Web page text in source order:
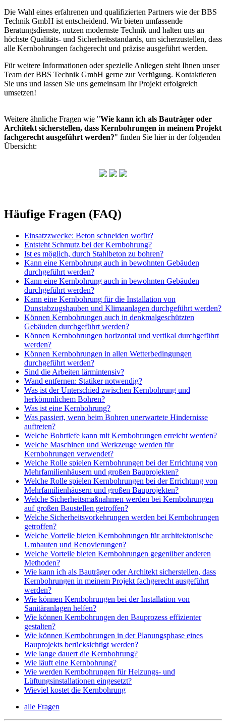
Die Wahl eines erfahrenen und qualifizierten Partners wie der BBS
Technik GmbH ist entscheidend. Wir bieten umfassende
Beratungsdienste, nutzen modernste Technik und halten uns an
höchste Qualitäts- und Sicherheitsstandards, um sicherzustellen, dass
alle Kernbohrungen fachgerecht und präzise ausgeführt werden.
Für weitere Informationen oder spezielle Anliegen steht Ihnen unser
Team der BBS Technik GmbH gerne zur Verfügung. Kontaktieren
Sie uns und lassen Sie uns gemeinsam Ihr Projekt erfolgreich
umsetzen!
Weitere ähnliche Fragen wie "Wie kann ich als Bauträger oder
Architekt sicherstellen, dass Kernbohrungen in meinem Projekt
fachgerecht ausgeführt werden?" finden Sie hier in der folgenden
Übersicht:
Häufige Fragen (FAQ)
Einsatzzwecke: Beton schneiden wofür?
Entsteht Schmutz bei der Kernbohrung?
Ist es möglich, durch Stahlbeton zu bohren?
Kann eine Kernbohrung auch in bewohnten Gebäuden
durchgeführt werden?
Kann eine Kernbohrung auch in bewohnten Gebäuden
durchgeführt werden?
Kann eine Kernbohrung für die Installation von
Dunstabzugshauben und Klimaanlagen durchgeführt werden?
Können Kernbohrungen auch in denkmalgeschützten
Gebäuden durchgeführt werden?
Können Kernbohrungen horizontal und vertikal durchgeführt
werden?
Können Kernbohrungen in allen Wetterbedingungen
durchgeführt werden?
Sind die Arbeiten lärmintensiv?
Wand entfernen: Statiker notwendig?
Was ist der Unterschied zwischen Kernbohrung und
herkömmlichem Bohren?
Was ist eine Kernbohrung?
Was passiert, wenn beim Bohren unerwartete Hindernisse
auftreten?
Welche Bohrtiefe kann mit Kernbohrungen erreicht werden?
Welche Maschinen und Werkzeuge werden für
Kernbohrungen verwendet?
Welche Rolle spielen Kernbohrungen bei der Errichtung von
Mehrfamilienhäusern und großen Bauprojekten?
Welche Rolle spielen Kernbohrungen bei der Errichtung von
Mehrfamilienhäusern und großen Bauprojekten?
Welche Sicherheitsmaßnahmen werden bei Kernbohrungen
auf großen Baustellen getroffen?
Welche Sicherheitsvorkehrungen werden bei Kernbohrungen
getroffen?
Welche Vorteile bieten Kernbohrungen für architektonische
Umbauten und Renovierungen?
Welche Vorteile bieten Kernbohrungen gegenüber anderen
Methoden?
Wie kann ich als Bauträger oder Architekt sicherstellen, dass
Kernbohrungen in meinem Projekt fachgerecht ausgeführt
werden?
Wie können Kernbohrungen bei der Installation von
Sanitäranlagen helfen?
Wie können Kernbohrungen den Bauprozess effizienter
gestalten?
Wie können Kernbohrungen in der Planungsphase eines
Bauprojekts berücksichtigt werden?
Wie lange dauert die Kernbohrung?
Wie läuft eine Kernbohrung?
Wie werden Kernbohrungen für Heizungs- und
Lüftungsinstallationen eingesetzt?
Wieviel kostet die Kernbohrung
alle Fragen